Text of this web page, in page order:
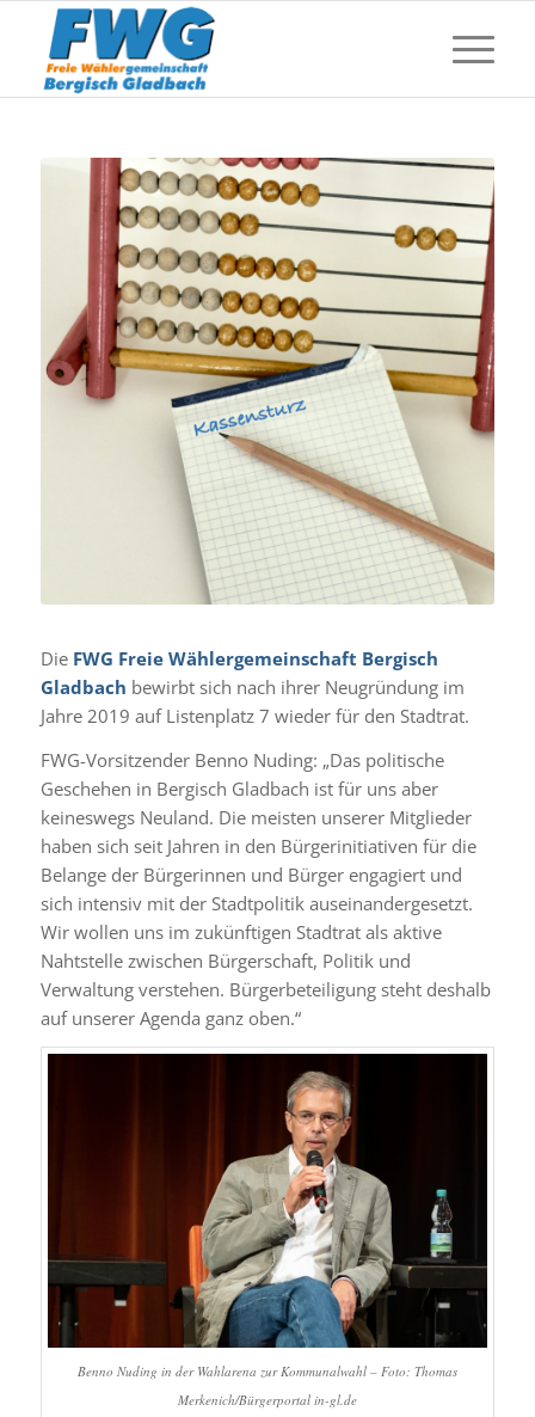
Die FWG Freie Wählergemeinschaft Bergisch
Gladbach bewirbt sich nach ihrer Neugründung im
Jahre 2019 auf Listenplatz 7 wieder für den Stadtrat.
FWG-Vorsitzender Benno Nuding: „Das politische
Geschehen in Bergisch Gladbach ist für uns aber
keineswegs Neuland. Die meisten unserer Mitglieder
haben sich seit Jahren in den Bürgerinitiativen für die
Belange der Bürgerinnen und Bürger engagiert und
sich intensiv mit der Stadtpolitik auseinandergesetzt.
Wir wollen uns im zukünftigen Stadtrat als aktive
Nahtstelle zwischen Bürgerschaft, Politik und
Verwaltung verstehen. Bürgerbeteiligung steht deshalb
auf unserer Agenda ganz oben.“
Benno Nuding in der Wahlarena zur Kommunalwahl – Foto: Thomas
Merkenich/Bürgerportal in-gl.de